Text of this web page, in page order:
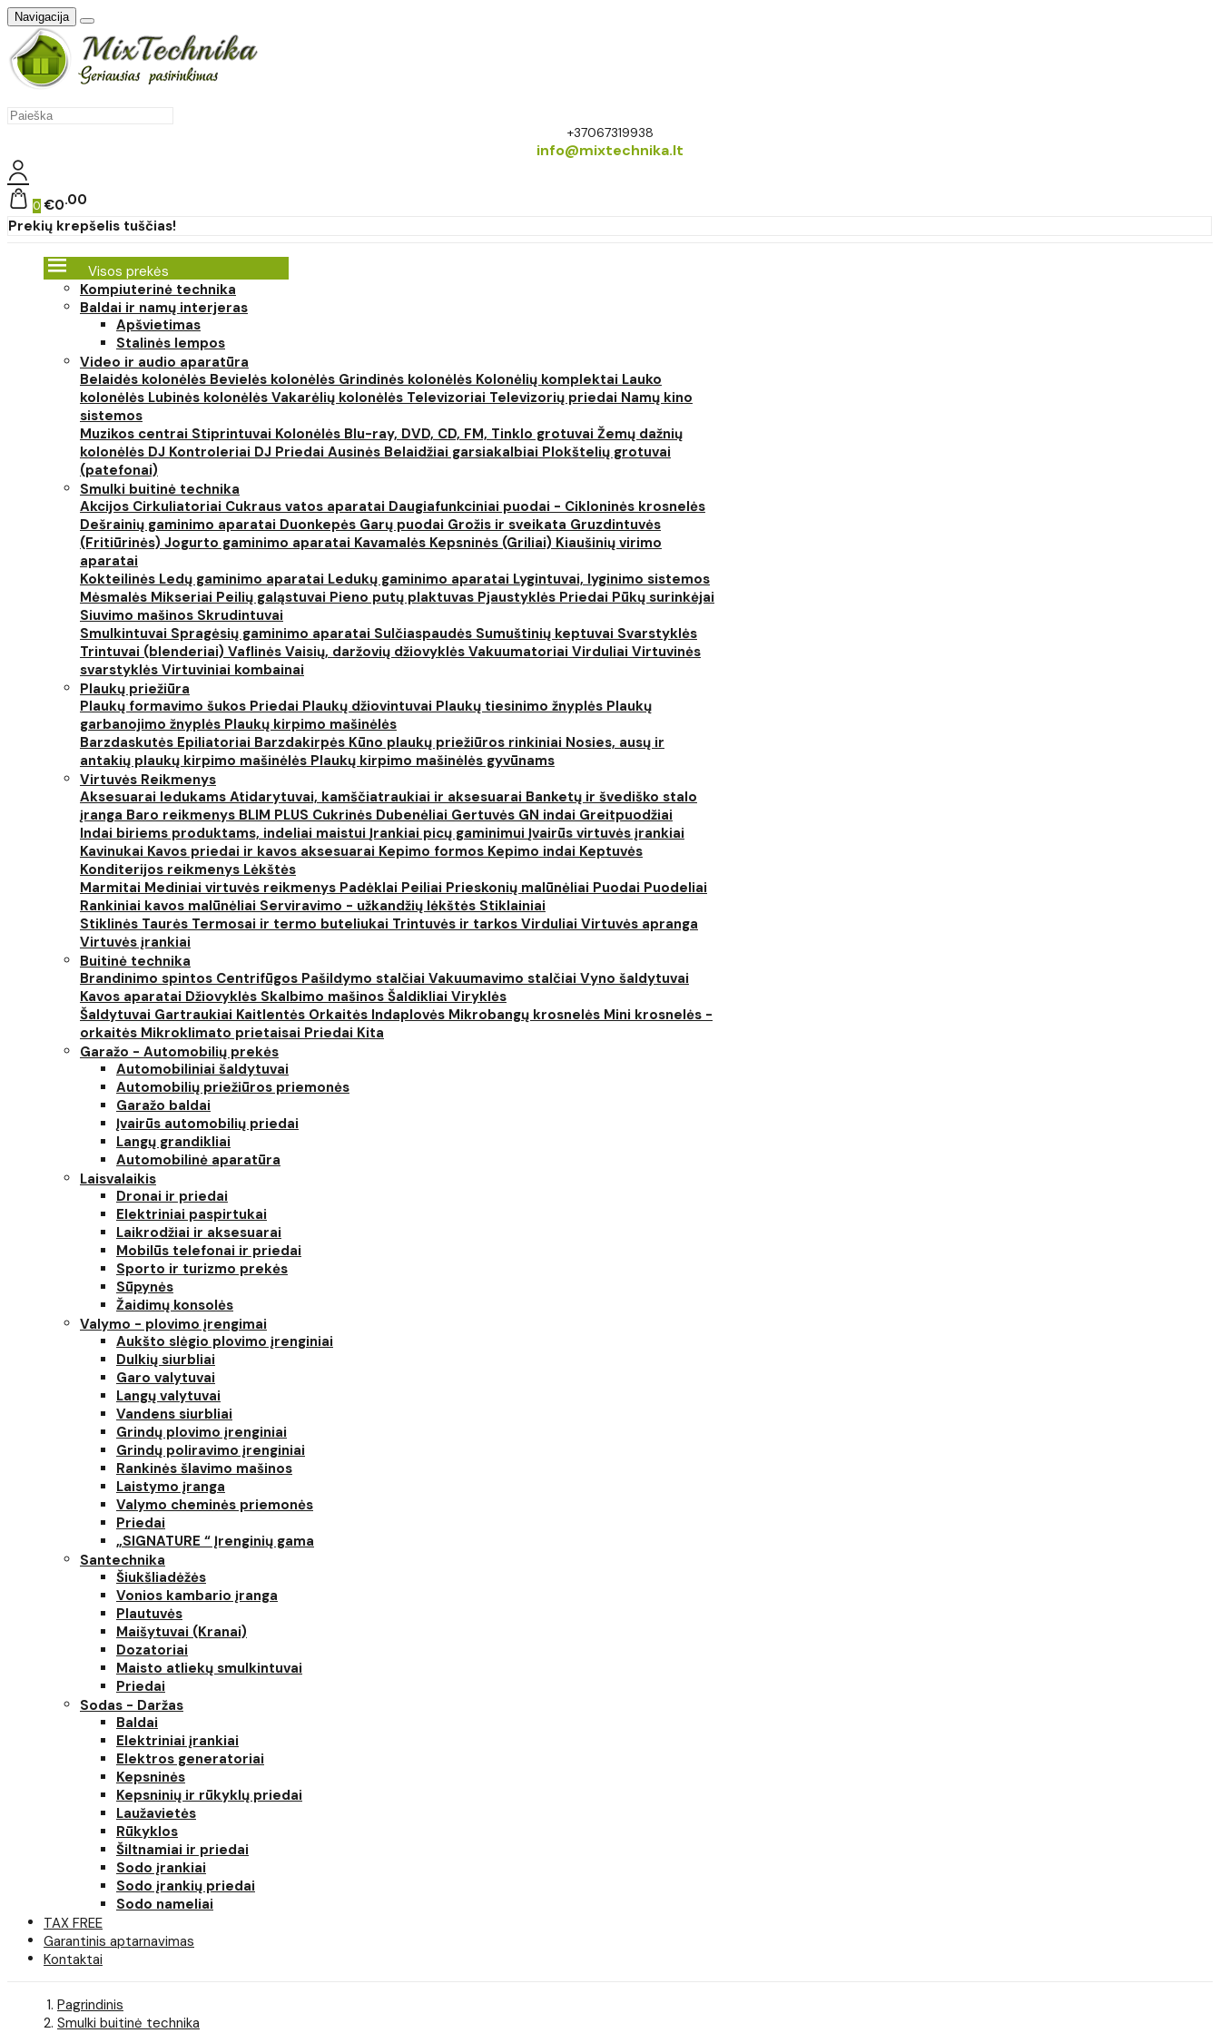
Navigacija
+37067319938
info@mixtechnika.lt
0 €0 00
Prekių krepšelis tuščias!
Visos prekės
Kompiuterinė technika
Baldai ir namų interjeras
Apšvietimas
Stalinės lempos
Video ir audio aparatūra
Belaidės kolonėlės Bevielės kolonėlės Grindinės kolonėlės Kolonėlių komplektai Lauko
kolonėlės Lubinės kolonėlės Vakarėlių kolonėlės Televizoriai Televizorių priedai Namų kino
sistemos
Muzikos centrai Stiprintuvai Kolonėlės Blu-ray, DVD, CD, FM, Tinklo grotuvai Žemų dažnių
kolonėlės DJ Kontroleriai DJ Priedai Ausinės Belaidžiai garsiakalbiai Plokštelių grotuvai
(patefonai)
Smulki buitinė technika
Akcijos Cirkuliatoriai Cukraus vatos aparatai Daugiafunkciniai puodai - Cikloninės krosnelės
Dešrainių gaminimo aparatai Duonkepės Garų puodai Grožis ir sveikata Gruzdintuvės
(Fritiūrinės) Jogurto gaminimo aparatai Kavamalės Kepsninės (Griliai) Kiaušinių virimo
aparatai
Kokteilinės Ledų gaminimo aparatai Ledukų gaminimo aparatai Lygintuvai, lyginimo sistemos
Mėsmalės Mikseriai Peilių galąstuvai Pieno putų plaktuvas Pjaustyklės Priedai Pūkų surinkėjai
Siuvimo mašinos Skrudintuvai
Smulkintuvai Spragėsių gaminimo aparatai Sulčiaspaudės Sumuštinių keptuvai Svarstyklės
Trintuvai (blenderiai) Vaflinės Vaisių, daržovių džiovyklės Vakuumatoriai Virduliai Virtuvinės
svarstyklės Virtuviniai kombainai
Plaukų priežiūra
Plaukų formavimo šukos Priedai Plaukų džiovintuvai Plaukų tiesinimo žnyplės Plaukų
garbanojimo žnyplės Plaukų kirpimo mašinėlės
Barzdaskutės Epiliatoriai Barzdakirpės Kūno plaukų priežiūros rinkiniai Nosies, ausų ir
antakių plaukų kirpimo mašinėlės Plaukų kirpimo mašinėlės gyvūnams
Virtuvės Reikmenys
Aksesuarai ledukams Atidarytuvai, kamščiatraukiai ir aksesuarai Banketų ir švediško stalo
įranga Baro reikmenys BLIM PLUS Cukrinės Dubenėliai Gertuvės GN indai Greitpuodžiai
Indai biriems produktams, indeliai maistui Įrankiai picų gaminimui Įvairūs virtuvės įrankiai
Kavinukai Kavos priedai ir kavos aksesuarai Kepimo formos Kepimo indai Keptuvės
Konditerijos reikmenys Lėkštės
Marmitai Mediniai virtuvės reikmenys Padėklai Peiliai Prieskonių malūnėliai Puodai Puodeliai
Rankiniai kavos malūnėliai Serviravimo - užkandžių lėkštės Stiklainiai
Stiklinės Taurės Termosai ir termo buteliukai Trintuvės ir tarkos Virduliai Virtuvės apranga
Virtuvės įrankiai
Buitinė technika
Brandinimo spintos Centrifūgos Pašildymo stalčiai Vakuumavimo stalčiai Vyno šaldytuvai
Kavos aparatai Džiovyklės Skalbimo mašinos Šaldikliai Viryklės
Šaldytuvai Gartraukiai Kaitlentės Orkaitės Indaplovės Mikrobangų krosnelės Mini krosnelės -
orkaitės Mikroklimato prietaisai Priedai Kita
Garažo - Automobilių prekės
Automobiliniai šaldytuvai
Automobilių priežiūros priemonės
Garažo baldai
Įvairūs automobilių priedai
Langų grandikliai
Automobilinė aparatūra
Laisvalaikis
Dronai ir priedai
Elektriniai paspirtukai
Laikrodžiai ir aksesuarai
Mobilūs telefonai ir priedai
Sporto ir turizmo prekės
Sūpynės
Žaidimų konsolės
Valymo - plovimo įrengimai
Aukšto slėgio plovimo įrenginiai
Dulkių siurbliai
Garo valytuvai
Langų valytuvai
Vandens siurbliai
Grindų plovimo įrenginiai
Grindų poliravimo įrenginiai
Rankinės šlavimo mašinos
Laistymo įranga
Valymo cheminės priemonės
Priedai
„SIGNATURE “ Įrenginių gama
Santechnika
Šiukšliadėžės
Vonios kambario įranga
Plautuvės
Maišytuvai (Kranai)
Dozatoriai
Maisto atliekų smulkintuvai
Priedai
Sodas - Daržas
Baldai
Elektriniai įrankiai
Elektros generatoriai
Kepsninės
Kepsninių ir rūkyklų priedai
Laužavietės
Rūkyklos
Šiltnamiai ir priedai
Sodo įrankiai
Sodo įrankių priedai
Sodo nameliai
TAX FREE
Garantinis aptarnavimas
Kontaktai
Pagrindinis
Smulki buitinė technika